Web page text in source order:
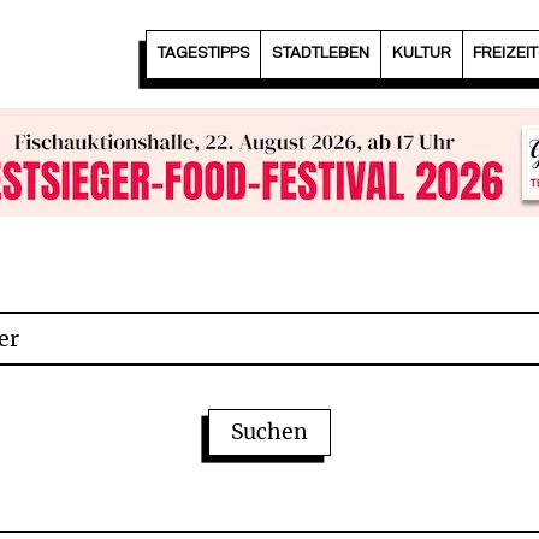
TAGESTIPPS STADTLEBEN KULTUR